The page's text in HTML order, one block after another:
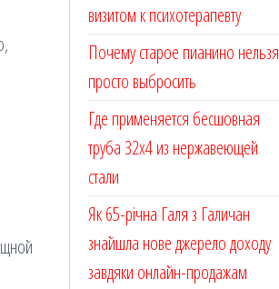
визитом к психотерапевту
Почему старое пианино нельзя
просто выбросить
Где применяется бесшовная
труба 32х4 из нержавеющей
стали
Як 65-річна Галя з Галичан
знайшла нове джерело доходу
завдяки онлайн-продажам